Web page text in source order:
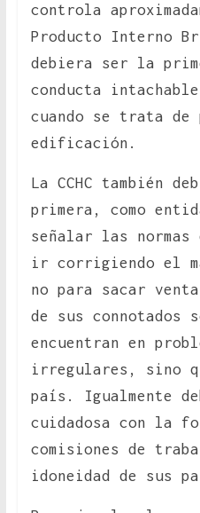
controla
Producto Interno
debiera ser la
conducta
cuando se trata de
edificación.
La CCHC también
primera, como
señalar las
ir corrigiendo el
no para sacar
de sus connotados
encuentran en
irregulares, sino
país. Igualmente
cuidadosa con la
comisiones de
idoneidad de sus